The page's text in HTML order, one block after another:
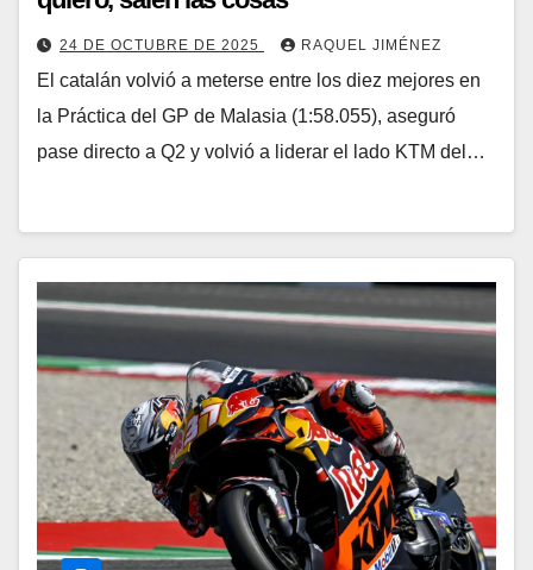
24 DE OCTUBRE DE 2025 RAQUEL JIMÉNEZ
El catalán volvió a meterse entre los diez mejores en
la Práctica del GP de Malasia (1:58.055), aseguró
pase directo a Q2 y volvió a liderar el lado KTM del…